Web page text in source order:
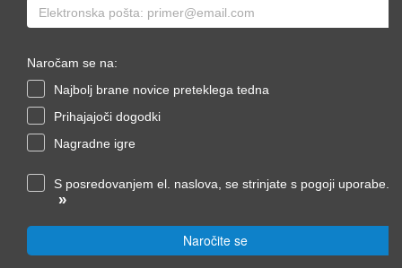
Naročam se na:
Najbolj brane novice preteklega tedna
Prihajajoči dogodki
Nagradne igre
S posredovanjem el. naslova, se strinjate s pogoji uporabe.
»
Naročite se